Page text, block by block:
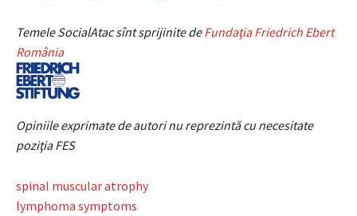
Temele SocialAtac sînt sprijinite deFundaţia Friedrich Ebert
România
Opiniile exprimate de autori nu reprezintă cu necesitate
poziţia FES
spinal muscular atrophy
lymphoma symptoms